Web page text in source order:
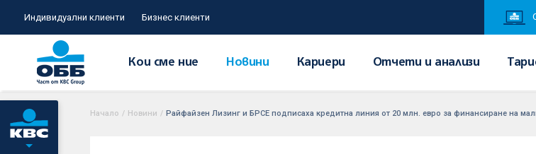
Индивидуални клиенти Бизнес клиенти
Кои сме ние Новини Кариери Отчети и анализи
Начало / Новини / Райфайзен Лизинг и БРСЕ подписаха кредитна линия от 20 млн. евро за финансиране на